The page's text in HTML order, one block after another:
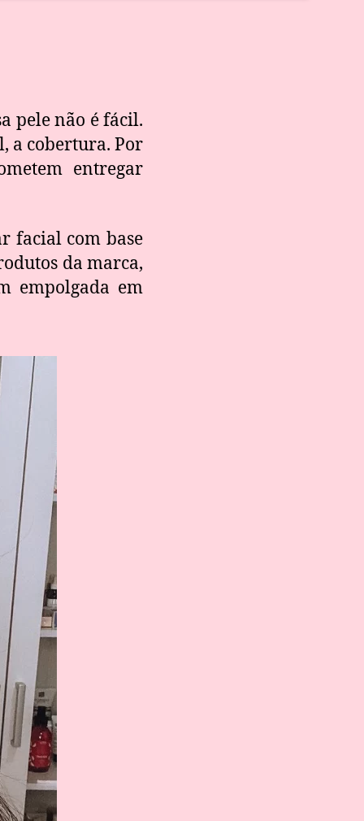
pele não é fácil.
a cobertura. Por
entregar
facial com base
da marca,
empolgada em